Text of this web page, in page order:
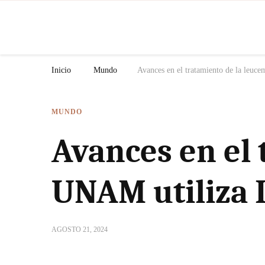
Inicio Mundo Avances en el tratamiento de la
MUNDO
Avances en
UNAM utiliza
AGOSTO 21, 2024